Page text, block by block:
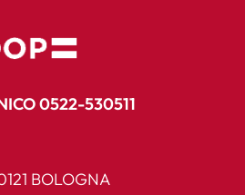
0522-530511
BOLOGNA